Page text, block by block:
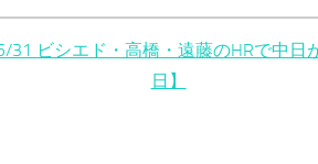
31 ビシエド・高橋・遠藤のHRで中日
日】